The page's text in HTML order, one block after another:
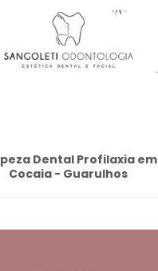
Dental Profilaxia em
Cocaia - Guarulhos